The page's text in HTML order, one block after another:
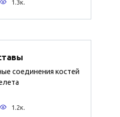
1.3к.
соединения костей
1.2к.